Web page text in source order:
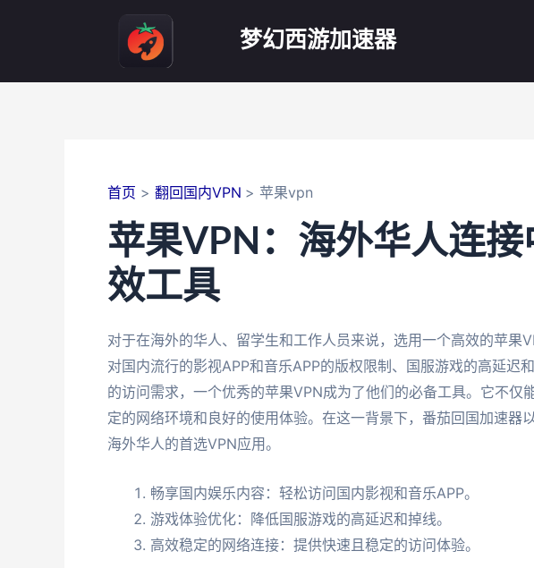
梦幻西游加速器
首页 翻回国内VPN 苹果vpn
苹果VPN：海外华人连
效工具
对于在海外的华人、留学生和工作人员来说，选用一个高效的苹果
对国内流行的影视APP和音乐APP的版权限制、国服游戏的高延迟
的访问需求，一个优秀的苹果VPN成为了他们的必备工具。它不仅
定的网络环境和良好的使用体验。在这一背景下，番茄回国加速器
海外华人的首选VPN应用。
畅享国内娱乐内容：轻松访问国内影视和音乐APP。
游戏体验优化：降低国服游戏的高延迟和掉线。
高效稳定的网络连接：提供快速且稳定的访问体验。